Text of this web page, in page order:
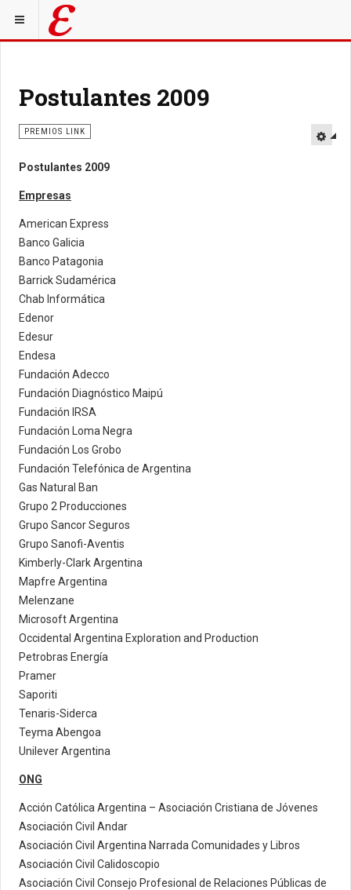
Postulantes 2009
PREMIOS LINK
Postulantes 2009
Empresas
American Express
Banco Galicia
Banco Patagonia
Barrick Sudamérica
Chab Informática
Edenor
Edesur
Endesa
Fundación Adecco
Fundación Diagnóstico Maipú
Fundación IRSA
Fundación Loma Negra
Fundación Los Grobo
Fundación Telefónica de Argentina
Gas Natural Ban
Grupo 2 Producciones
Grupo Sancor Seguros
Grupo Sanofi-Aventis
Kimberly-Clark Argentina
Mapfre Argentina
Melenzane
Microsoft Argentina
Occidental Argentina Exploration and Production
Petrobras Energía
Pramer
Saporiti
Tenaris-Siderca
Teyma Abengoa
Unilever Argentina
ONG
Acción Católica Argentina – Asociación Cristiana de Jóvenes
Asociación Civil Andar
Asociación Civil Argentina Narrada Comunidades y Libros
Asociación Civil Calidoscopio
Asociación Civil Consejo Profesional de Relaciones Públicas de